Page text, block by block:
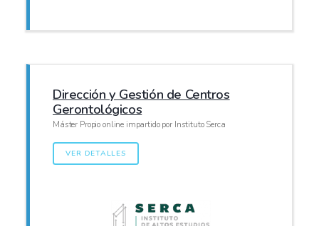
Dirección y Gestión de Centros
Gerontológicos
Máster Propio online impartido por Instituto Serca
VER DETALLES